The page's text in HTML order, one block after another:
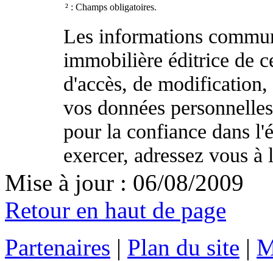
² : Champs obligatoires.
Les informations
immobilière éditrice de
d'accès, de
vos données
pour la confiance dans
exercer, adressez vous à
Mise à jour : 06/08/2009
Retour en haut de page
Partenaires | Plan du site |